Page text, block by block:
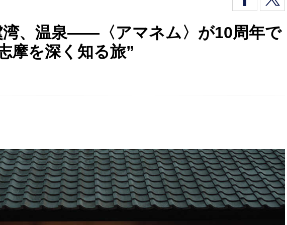
湾、温泉——〈アマネム〉が10周年で
摩を深く知る旅”